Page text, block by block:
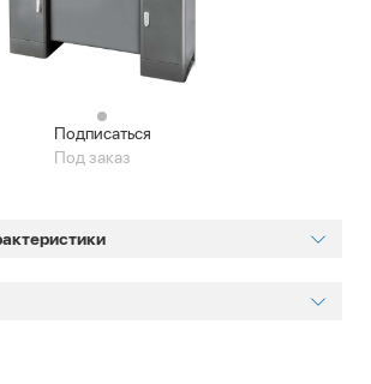
Подписаться
Под заказ